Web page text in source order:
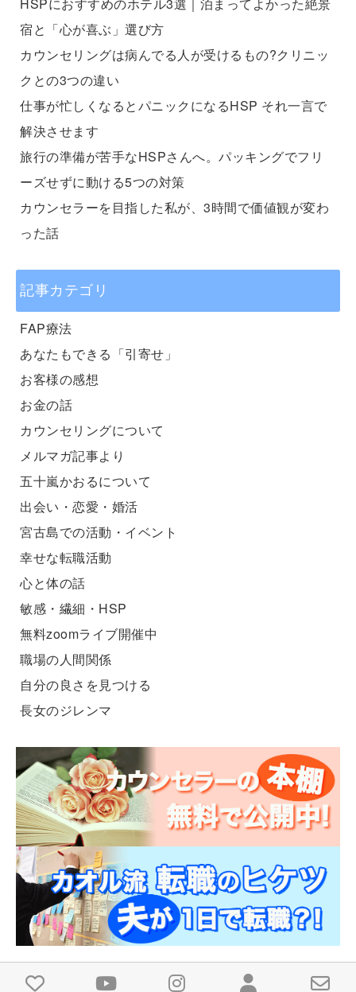
宿と「心が喜ぶ」選び方
カウンセリングは病んでる人が受けるもの?クリニッ
クとの3つの違い
仕事が忙しくなるとパニックになるHSP それ一言で
解決させます
旅行の準備が苦手なHSPさんへ。パッキングでフリ
ーズせずに動ける5つの対策
カウンセラーを目指した私が、3時間で価値観が変わ
った話
記事カテゴリ
FAP療法
あなたもできる「引寄せ」
お客様の感想
お金の話
カウンセリングについて
メルマガ記事より
五十嵐かおるについて
出会い・恋愛・婚活
宮古島での活動・イベント
幸せな転職活動
心と体の話
敏感・繊細・HSP
無料zoomライブ開催中
職場の人間関係
自分の良さを見つける
長女のジレンマ